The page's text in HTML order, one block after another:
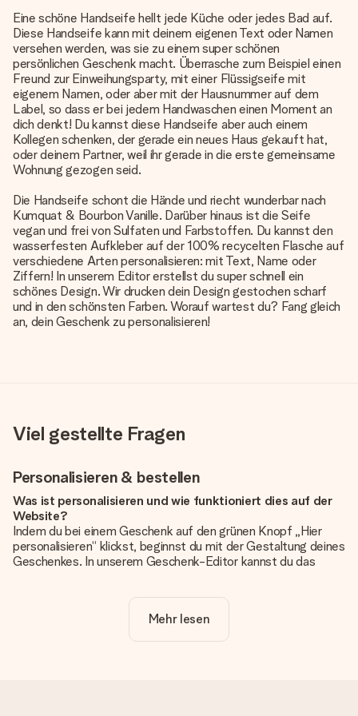
Eine schöne Handseife hellt jede Küche oder jedes Bad auf.
Diese Handseife kann mit deinem eigenen Text oder Namen
versehen werden, was sie zu einem super schönen
persönlichen Geschenk macht. Überrasche zum Beispiel einen
Freund zur Einweihungsparty, mit einer Flüssigseife mit
eigenem Namen, oder aber mit der Hausnummer auf dem
Label, so dass er bei jedem Handwaschen einen Moment an
dich denkt! Du kannst diese Handseife aber auch einem
Kollegen schenken, der gerade ein neues Haus gekauft hat,
oder deinem Partner, weil ihr gerade in die erste gemeinsame
Wohnung gezogen seid.
Die Handseife schont die Hände und riecht wunderbar nach
Kumquat & Bourbon Vanille. Darüber hinaus ist die Seife
vegan und frei von Sulfaten und Farbstoffen. Du kannst den
wasserfesten Aufkleber auf der 100% recycelten Flasche auf
verschiedene Arten personalisieren: mit Text, Name oder
Ziffern! In unserem Editor erstellst du super schnell ein
schönes Design. Wir drucken dein Design gestochen scharf
und in den schönsten Farben. Worauf wartest du? Fang gleich
an, dein Geschenk zu personalisieren!
Viel gestellte Fragen
Personalisieren & bestellen
Was ist personalisieren und wie funktioniert dies auf der
Website?
Indem du bei einem Geschenk auf den grünen Knopf „Hier
personalisieren“ klickst, beginnst du mit der Gestaltung deines
Geschenkes. In unserem Geschenk-Editor kannst du das
noch eines unserer angebotenen Designs, um deinem
Geschenk die perfekte Ausstrahlung zu verleihen.
Mehr lesen